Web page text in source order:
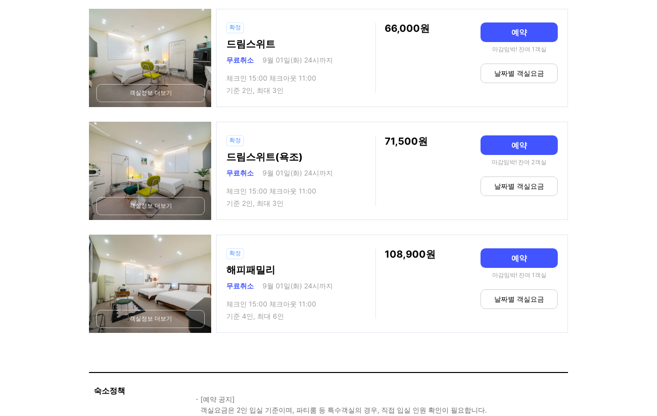
객실정보 더보기
확정
드림스위트
무료취소 9월 01일(화) 24시까지
체크인 15:00 체크아웃 11:00
기준 2인, 최대 3인
66,000 예약
마감임박! 잔여 1객실
날짜별 객실요금
객실정보 더보기
확정
드림스위트(욕조)
무료취소 9월 01일(화) 24시까지
체크인 15:00 체크아웃 11:00
기준 2인, 최대 3인
71,500 예약
마감임박! 잔여 2객실
날짜별 객실요금
객실정보 더보기
확정
해피패밀리
무료취소 9월 01일(화) 24시까지
체크인 15:00 체크아웃 11:00
기준 4인, 최대 6인
108,900 예약
마감임박! 잔여 1객실
날짜별 객실요금
숙소정책
[예약 공지]
객실요금은 2인 입실 기준이며, 파티룸 등 특수객실의 경우, 직접 입실 인원 확인이 필요합니다.